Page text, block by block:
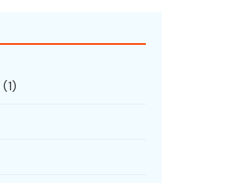
(1)